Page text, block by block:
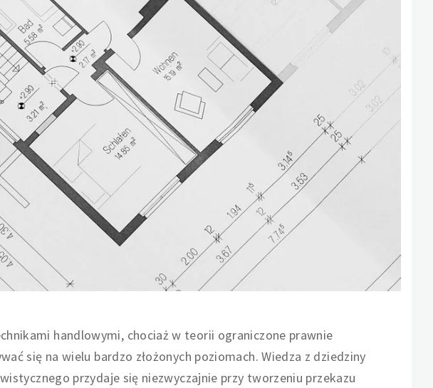
handlowymi, chociaż w teorii ograniczone prawnie
się na wielu bardzo złożonych poziomach. Wiedza z dziedziny
przydaje się niezwyczajnie przy tworzeniu przekazu